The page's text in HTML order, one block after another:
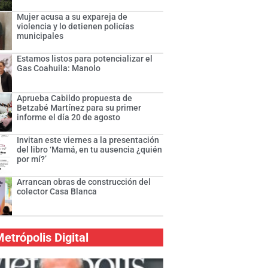
Mujer acusa a su expareja de
violencia y lo detienen policías
municipales
Estamos listos para potencializar el
Gas Coahuila: Manolo
Aprueba Cabildo propuesta de
Betzabé Martínez para su primer
informe el día 20 de agosto
Invitan este viernes a la presentación
del libro ‘Mamá, en tu ausencia ¿quién
por mí?’
Arrancan obras de construcción del
colector Casa Blanca
Digital